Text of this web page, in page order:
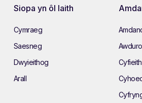
Siopa yn ôl Iaith
Cymraeg
Saesneg
Dwyieithog
Arall